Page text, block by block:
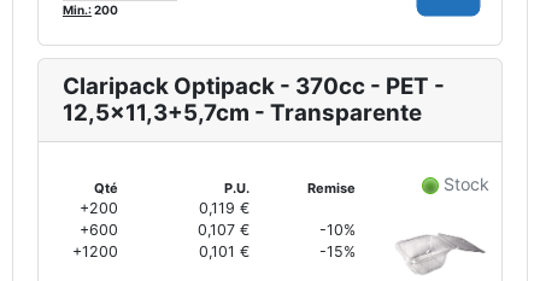
Min.:200
Claripack Optipack - 370cc - PET -
12,5x11,3+5,7cm - Transparente
Qté P.U. Remise
+200
0,119 €
+600
0,107 €
-10%
+1200
0,101 € -15%
Stock